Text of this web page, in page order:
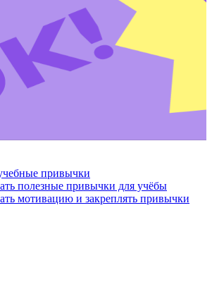
привычки
полезные привычки для учёбы
мотивацию и закреплять привычки